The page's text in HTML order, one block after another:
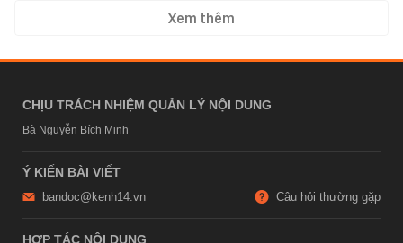
Xem thêm
CHỊU TRÁCH NHIỆM QUẢN LÝ NỘI DUNG
Bà Nguyễn Bích Minh
Ý KIẾN BÀI VIẾT
bandoc@kenh14.vn Câu hỏi thường gặp
HỢP TÁC NỘI DUNG